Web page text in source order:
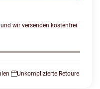
wir versenden kostenfrei
Unkomplizierte Retoure